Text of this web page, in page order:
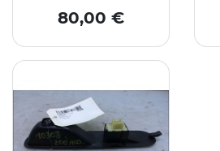
Prix
80,00 €